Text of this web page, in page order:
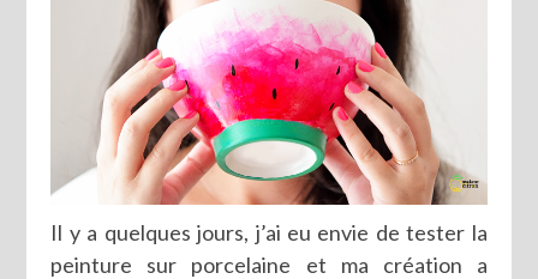
Il y a quelques jours, j’ai eu envie de tester la
peinture sur porcelaine et ma création a